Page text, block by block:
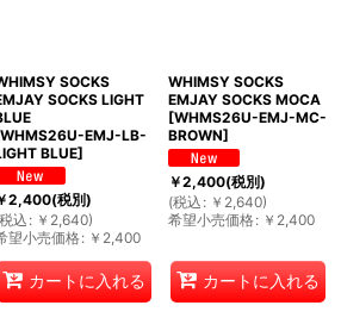
SOCKS
SOCKS LIGHT
WHMS26U-EMJ-LB-
BLUE]
2,400(税別)
込 : ￥ 2,640)
望小売価格: ￥ 2,400
カートに入れる
WHIMSY SOCKS
EMJAY SOCKS MOCA
[WHMS26U-EMJ-MC-
BROWN]
￥2,400(税別)
(税込 : ￥ 2,640)
希望小売価格: ￥ 2,400
カートに入れる